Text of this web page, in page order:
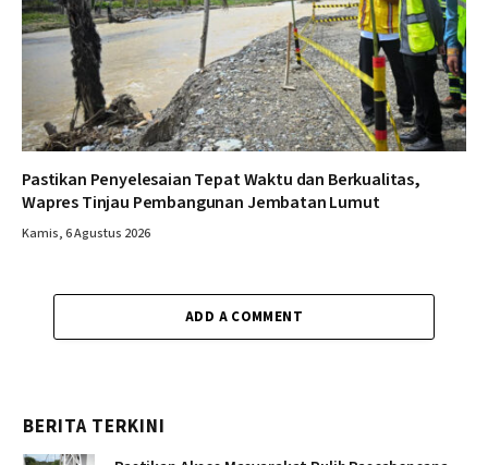
Pastikan Penyelesaian Tepat Waktu dan Berkualitas,
Wapres Tinjau Pembangunan Jembatan Lumut
Kamis, 6 Agustus 2026
ADD A COMMENT
BERITA TERKINI